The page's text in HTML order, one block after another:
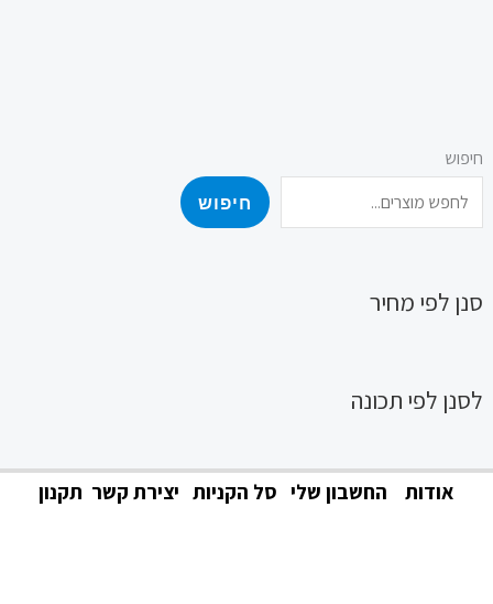
חיפוש
חיפוש
סנן לפי מחיר
לסנן לפי תכונה
אודות החשבון שלי סל הקניות יצירת קשר תקנון